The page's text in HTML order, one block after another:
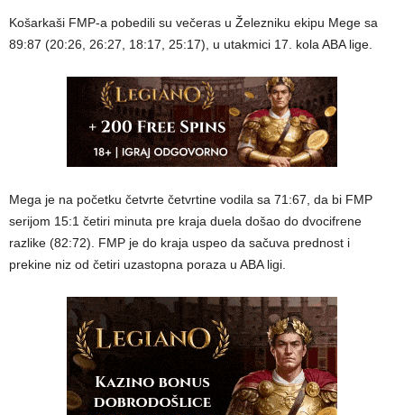
Košarkaši FMP-a pobedili su večeras u Železniku ekipu Mege sa
89:87 (20:26, 26:27, 18:17, 25:17), u utakmici 17. kola ABA lige.
Mega je na početku četvrte četvrtine vodila sa 71:67, da bi FMP
serijom 15:1 četiri minuta pre kraja duela došao do dvocifrene
razlike (82:72). FMP je do kraja uspeo da sačuva prednost i
prekine niz od četiri uzastopna poraza u ABA ligi.